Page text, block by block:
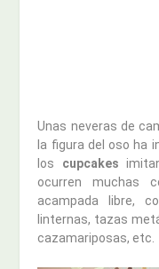
Unas neveras de
la figura del oso ha
los cupcakes
ocurren muchas
acampada libre,
linternas, tazas
cazamariposas, etc.